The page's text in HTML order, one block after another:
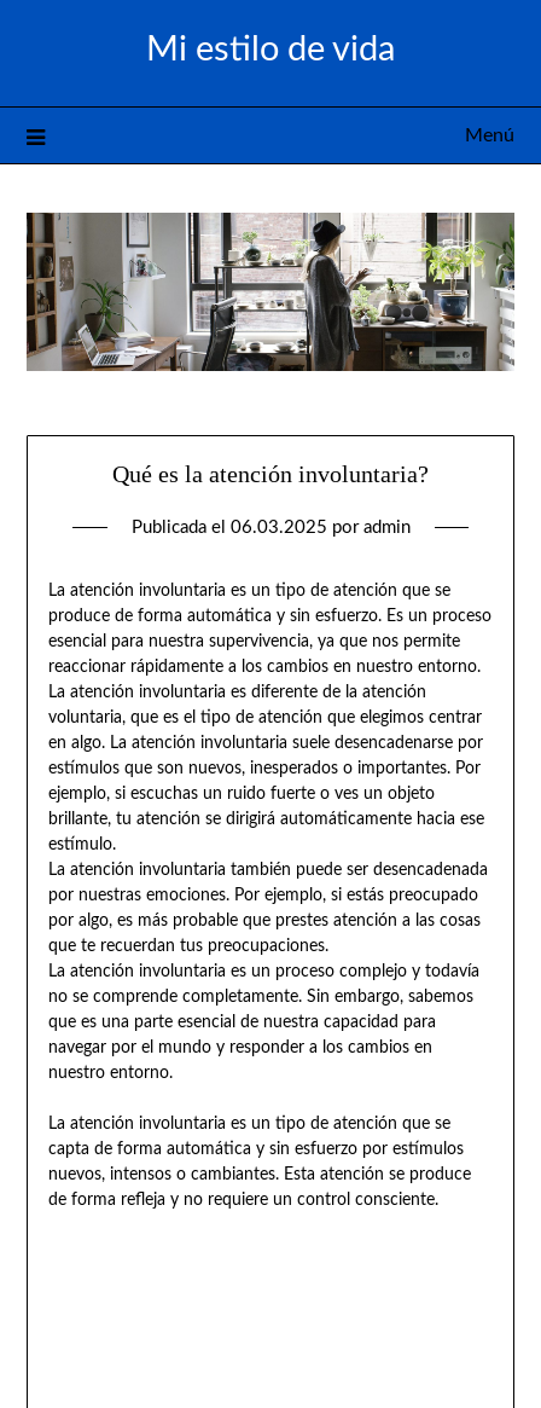
Mi estilo de vida
Menú
Qué es la atención involuntaria?
Publicada el 06.03.2025 por admin
La atención involuntaria es un tipo de atención que se
produce de forma automática y sin esfuerzo. Es un proceso
esencial para nuestra supervivencia, ya que nos permite
reaccionar rápidamente a los cambios en nuestro entorno.
La atención involuntaria es diferente de la atención
voluntaria, que es el tipo de atención que elegimos centrar
en algo. La atención involuntaria suele desencadenarse por
estímulos que son nuevos, inesperados o importantes. Por
ejemplo, si escuchas un ruido fuerte o ves un objeto
brillante, tu atención se dirigirá automáticamente hacia ese
estímulo.
La atención involuntaria también puede ser desencadenada
por nuestras emociones. Por ejemplo, si estás preocupado
por algo, es más probable que prestes atención a las cosas
que te recuerdan tus preocupaciones.
La atención involuntaria es un proceso complejo y todavía
no se comprende completamente. Sin embargo, sabemos
que es una parte esencial de nuestra capacidad para
navegar por el mundo y responder a los cambios en
nuestro entorno.
La atención involuntaria es un tipo de atención que se
capta de forma automática y sin esfuerzo por estímulos
nuevos, intensos o cambiantes. Esta atención se produce
de forma refleja y no requiere un control consciente.